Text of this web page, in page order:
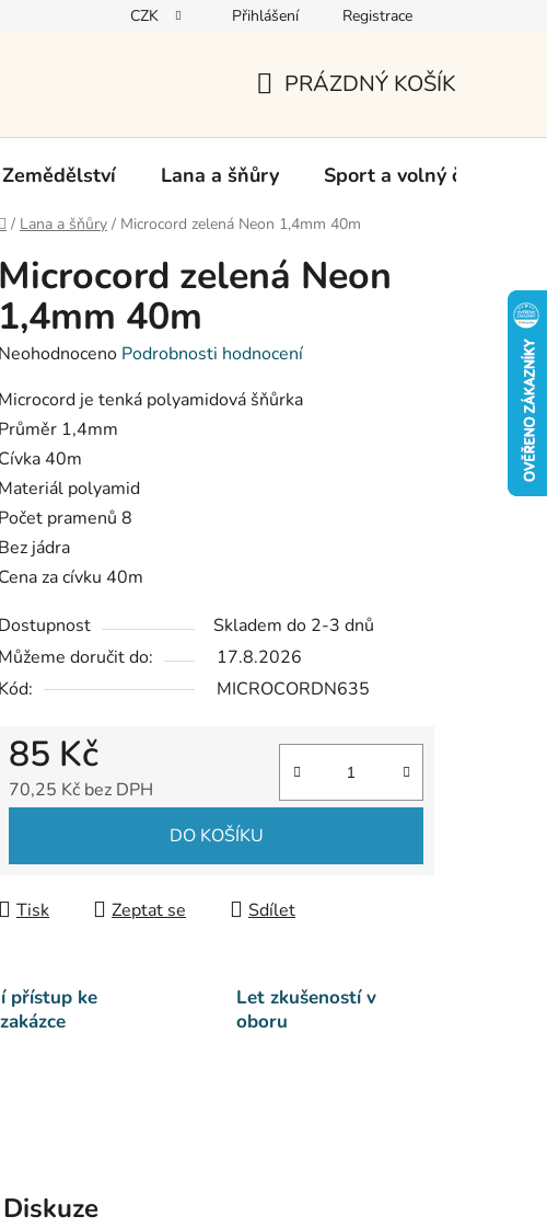
CZK Přihlášení Registrace
KOŠÍK
PRÁZDNÝ KOŠÍK
Zemědělství Lana a šňůry Sport a volný čas
Domů
/ Lana a šňůry / Microcord zelená Neon 1,4mm 40m
Microcord zelená Neon
1,4mm 40m
Průměrné
produktu
je
0,0
z
5
hvězdiček.
Neohodnoceno Podrobnosti hodnocení
Microcord je tenká polyamidová šňůrka
Průměr 1,4mm
Cívka 40m
Materiál polyamid
Počet pramenů 8
Bez jádra
Cena za cívku 40m
Dostupnost
Skladem do 2-3 dnů
Můžeme doručit do:
17.8.2026
Kód:
MICROCORDN635
85 Kč
70,25 Kč bez DPH
DO KOŠÍKU
Tisk Zeptat se Sdílet
přístup ke
Let zkušeností v
oboru
Diskuze